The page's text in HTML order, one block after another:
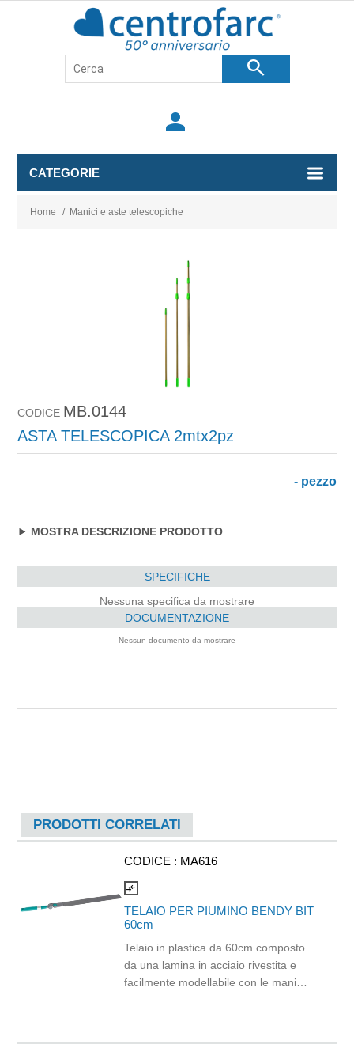
search
person
CATEGORIE
Home / Manici e aste telescopiche
CODICE MB.0144
ASTA TELESCOPICA 2mtx2pz
- pezzo
MOSTRA DESCRIZIONE PRODOTTO
SPECIFICHE
Nessuna specifica da mostrare
DOCUMENTAZIONE
Nessun documento da mostrare
PRODOTTI CORRELATI
CODICE : MA616
compare_arrows
TELAIO PER PIUMINO BENDY BIT
60cm
Telaio in plastica da 60cm composto
da una lamina in acciaio rivestita e
facilmente modellabile con le mani